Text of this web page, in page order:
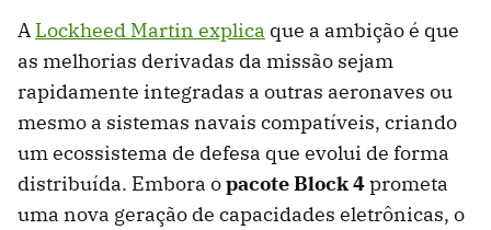
A Lockheed Martin explica que a ambição é que
as melhorias derivadas da missão sejam
rapidamente integradas a outras aeronaves ou
mesmo a sistemas navais compatíveis, criando
um ecossistema de defesa que evolui de forma
distribuída. Embora opacote Block 4prometa
uma nova geração de capacidades eletrônicas, o